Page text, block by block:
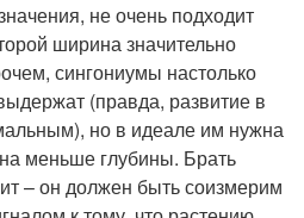
не очень подходит
ширина значительно
сингониумы настолько
(правда, развитие в
но в идеале им нужна
меньше глубины. Брать
– он должен быть соизмерим